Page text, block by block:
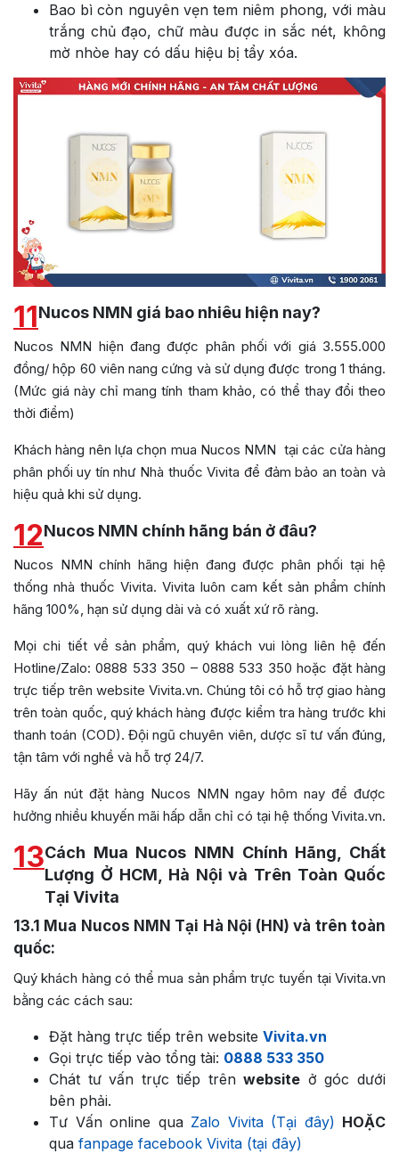
Bao bì còn nguyên vẹn tem niêm phong, với màu
trắng chủ đạo, chữ màu được in sắc nét, không
mờ nhòe hay có dấu hiệu bị tẩy xóa.
11Nucos NMN giá bao nhiêu hiện nay?
Nucos NMN hiện đang được phân phối với giá 3.555.000
đồng/ hộp 60 viên nang cứng và sử dụng được trong 1 tháng.
(Mức giá này chỉ mang tính tham khảo, có thể thay đổi theo
thời điểm)
Khách hàng nên lựa chọn mua Nucos NMN tại các cửa hàng
phân phối uy tín như Nhà thuốc Vivita để đảm bảo an toàn và
hiệu quả khi sử dụng.
12Nucos NMN chính hãng bán ở đâu?
Nucos NMN chính hãng hiện đang được phân phối tại hệ
thống nhà thuốc Vivita. Vivita luôn cam kết sản phẩm chính
hãng 100%, hạn sử dụng dài và có xuất xứ rõ ràng.
Mọi chi tiết về sản phẩm, quý khách vui lòng liên hệ đến
Hotline/Zalo: 0888 533 350 – 0888 533 350 hoặc đặt hàng
trực tiếp trên website Vivita.vn. Chúng tôi có hỗ trợ giao hàng
trên toàn quốc, quý khách hàng được kiểm tra hàng trước khi
thanh toán (COD). Đội ngũ chuyên viên, dược sĩ tư vấn đúng,
tận tâm với nghề và hỗ trợ 24/7.
Hãy ấn nút đặt hàng Nucos NMN ngay hôm nay để được
hưởng nhiều khuyến mãi hấp dẫn chỉ có tại hệ thống Vivita.vn.
13Cách Mua Nucos NMN Chính Hãng, Chất
Lượng Ở HCM, Hà Nội và Trên Toàn Quốc
Tại Vivita
13.1 Mua Nucos NMN Tại Hà Nội (HN) và trên toàn
quốc:
Quý khách hàng có thể mua sản phẩm trực tuyến tại Vivita.vn
bằng các cách sau:
Đặt hàng trực tiếp trên website Vivita.vn
Gọi trực tiếp vào tổng tài: 0888 533 350
Chát tư vấn trực tiếp trênwebsite ở góc dưới
bên phải.
Tư Vấn online quaZalo Vivita (Tại đây) HOẶC
qua fanpage facebook Vivita (tại đây)